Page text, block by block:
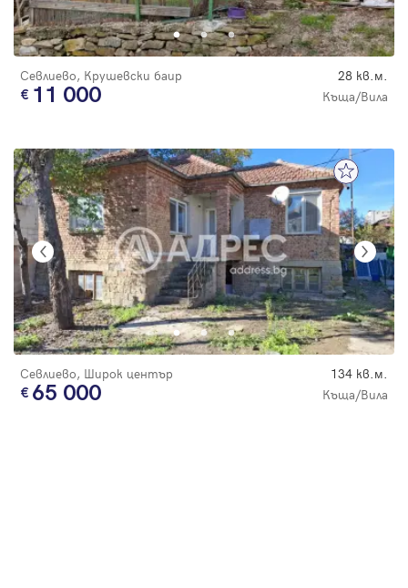
Севлиево, Крушевски баир 28 кв.м.
11 000 Къща/Вила
Севлиево, Широк център 134 кв.м.
65 000 Къща/Вила